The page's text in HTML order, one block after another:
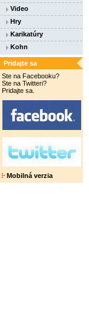
Video
Hry
Karikatúry
Kohn
Pridajte sa
Ste na Facebooku?
Ste na Twitteri?
Pridajte sa.
Mobilná verzia